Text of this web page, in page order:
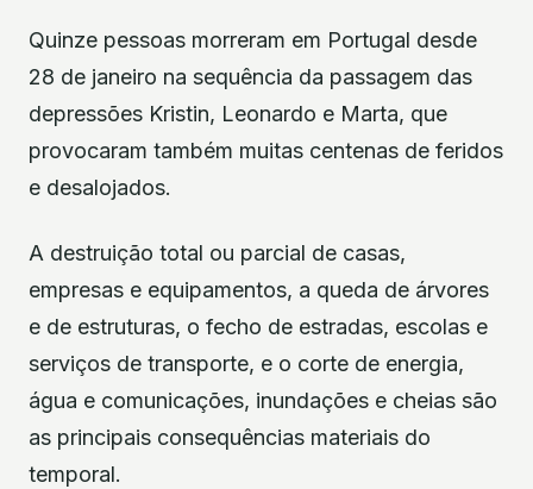
Quinze pessoas morreram em Portugal desde
28 de janeiro na sequência da passagem das
depressões Kristin, Leonardo e Marta, que
provocaram também muitas centenas de feridos
e desalojados.
A destruição total ou parcial de casas,
empresas e equipamentos, a queda de árvores
e de estruturas, o fecho de estradas, escolas e
serviços de transporte, e o corte de energia,
água e comunicações, inundações e cheias são
as principais consequências materiais do
temporal.